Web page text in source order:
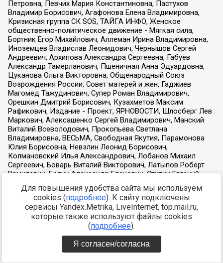
Для повышения удобства сайта мы используем
cookies (подробнее). К сайту подключены
сервисы Yandex.Metrika, LiveInternet, top.mail.ru,
которые также используют файлы cookies
(подробнее).
Я согласен/согласна